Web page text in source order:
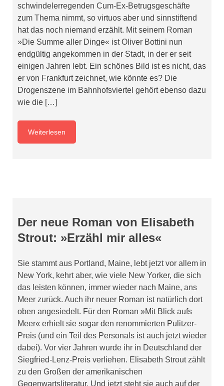
schwindelerregenden Cum-Ex-Betrugsgeschäfte
zum Thema nimmt, so virtuos aber und sinnstiftend
hat das noch niemand erzählt. Mit seinem Roman
»Die Summe aller Dinge« ist Oliver Bottini nun
endgültig angekommen in der Stadt, in der er seit
einigen Jahren lebt. Ein schönes Bild ist es nicht, das
er von Frankfurt zeichnet, wie könnte es? Die
Drogenszene im Bahnhofsviertel gehört ebenso dazu
wie die […]
Weiterlesen
Der neue Roman von Elisabeth
Strout: »Erzähl mir alles«
Sie stammt aus Portland, Maine, lebt jetzt vor allem in
New York, kehrt aber, wie viele New Yorker, die sich
das leisten können, immer wieder nach Maine, ans
Meer zurück. Auch ihr neuer Roman ist natürlich dort
oben angesiedelt. Für den Roman »Mit Blick aufs
Meer« erhielt sie sogar den renommierten Pulitzer-
Preis (und ein Teil des Personals ist auch jetzt wieder
dabei). Vor vier Jahren wurde ihr in Deutschland der
Siegfried-Lenz-Preis verliehen. Elisabeth Strout zählt
zu den Großen der amerikanischen
Gegenwartsliteratur. Und jetzt steht sie auch auf der